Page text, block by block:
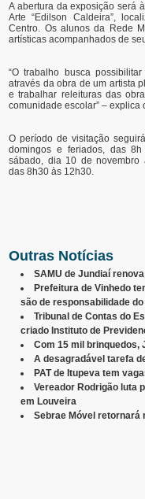
A abertura da exposição será
Arte “Edilson Caldeira”,
Centro. Os alunos da Rede
artísticas acompanhados de
“O trabalho busca
através da obra de um artista
e trabalhar releituras das
comunidade escolar” –
O período de visitação
domingos e feriados, das
sábado, dia 10 de novembro
das 8h30 às 12h30.
Outras Notícias
SAMU de Jundiaí
Prefeitura de Vinhedo
são de responsabilidade
Tribunal de Contas do
criado Instituto de
Com 15 mil brinquedos,
A desagradável tarefa
PAT de Itupeva tem
Vereador Rodrigão luta
em Louveira
Sebrae Móvel retornará